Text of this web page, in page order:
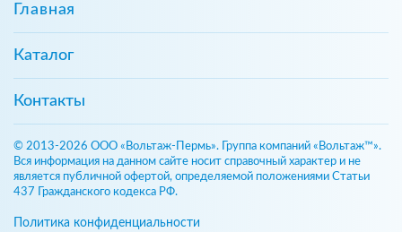
Главная
Каталог
Контакты
© 2013-2026 ООО «Вольтаж-Пермь». Группа компаний «Вольтаж™».
Вся информация на данном сайте носит справочный характер и не
является публичной офертой, определяемой положениями Статьи
437 Гражданского кодекса РФ.
Политика конфиденциальности